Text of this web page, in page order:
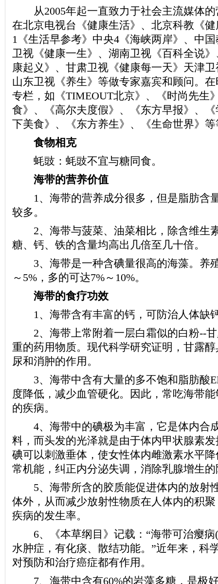
从2005年起一直致力于社会主流媒体的
在北京电视台《健康生活》、北京科教《
1《生活早参考》中央4《海峡两岸》、中
卫视《健康一生》、湖南卫视《百科全说
康起义》、甘肃卫视《健康每一天》天津
山东卫视《养生》等做专家嘉宾和顾问。
专栏，如《TIMEOUT北京》、《时尚先生
食》、《高尔夫度假》、《东方早报》、
下美食》、《东方养生》、《生命世界》
食物相克
蚝豉：蚝豉不宜与糖同食。
海带的营养价值
1、海带的营养成分很多，但是脂肪含
较多。
2、海带与菠菜、油菜相比，除含维生
糖、钙、铁的含量均高出几倍至几十倍。
3、海带是一种含碘量很高的海藻。养
～5%，多的可达7%～10%。
海带的食疗功效
1、海带含有丰富的钙，可防治人体缺
2、海带上常附着一层白霜似的白粉--甘
重的药用物质。现代科学研究证明，甘露
尿和消肿的作用。
3、海带中含有大量的多不饱和脂肪酸
度降低，减少血管硬化。因此，常吃海带
的疾病。
4、海带中的碘极为丰富，它是体内合
料，而头发的光泽就是由于体内甲状腺素
碘可以刺激垂体，使女性体内雌激素水平
常机能，纠正内分泌失调，消除乳腺增生
5、海带所含的胶质能促进体内的放射
体外，从而减少放射性物质在人体内的积
疾病的发生率。
6、《本草纲目》记载：“海带可治瘿病
水肿症，有化痰、散结功能。”近年来，科
对预防和治疗癌症都有作用。
7、海带中含有60%的岩藻多糖，是极